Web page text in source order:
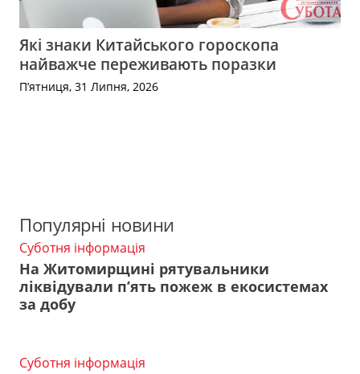
Які знаки Китайського гороскопа
найважче переживають поразки
П’ятниця, 31 Липня, 2026
Популярні новини
Суботня інформація
На Житомирщині рятувальники
ліквідували п’ять пожеж в екосистемах
за добу
Суботня інформація